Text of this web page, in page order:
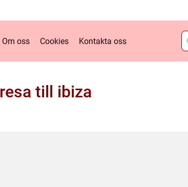
Om oss Cookies Kontakta oss
resa till ibiza